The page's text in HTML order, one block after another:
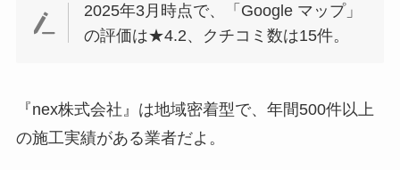
2025年3月時点で、「Google マップ」
の評価は★4.2、クチコミ数は15件。
『nex株式会社』は地域密着型で、年間500件以上
の施工実績がある業者だよ。